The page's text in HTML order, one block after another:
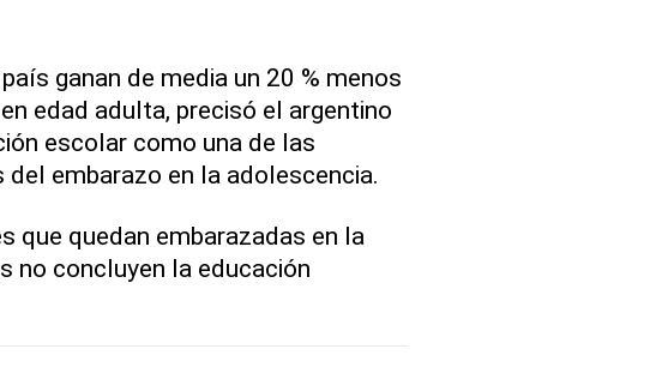
ganan de media un 20 % menos
edad adulta, precisó el argentino
escolar como una de las
embarazo en la adolescencia.
que quedan embarazadas en la
no concluyen la educación